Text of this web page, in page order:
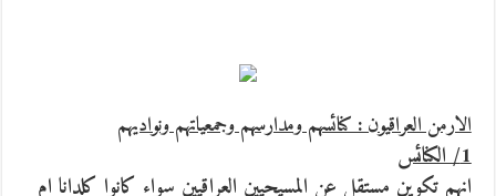
الارمن العراقيون : كنائسهم ومدارسهم وجمعياتهم ونواديهم
1/ الكنائس
انهم تكوين مستقل عن المسيحيين العراقيين سواء كانوا كلدانا ام